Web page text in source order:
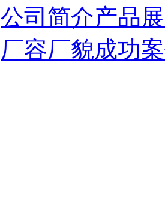
公司简介产品
厂容厂貌成功